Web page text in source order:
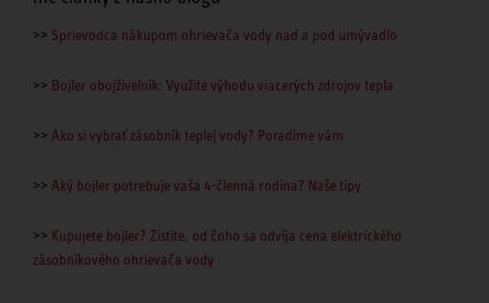
>> Sprievodca nákupom ohrievača vody nad a pod umývadlo
>> Bojler obojživelník: Využite výhodu viacerých zdrojov tepla
>> Ako si vybrať zásobník teplej vody? Poradíme vám
>> Aký bojler potrebuje vaša 4-členná rodina? Naše tipy
>> Kupujete bojler? Zistite, od čoho sa odvíja cena elektrického
zásobníkového ohrievača vody